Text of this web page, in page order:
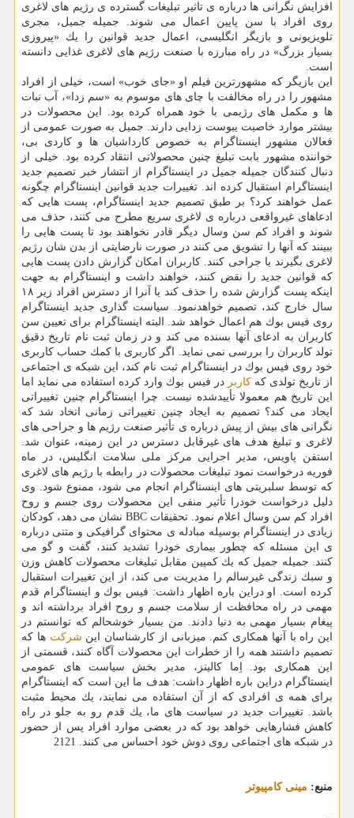
افزایش نگرانی ها درباره ی تاثیر تبلیغات گسترده ی رژیم های لاغری
روی افراد با سن پایین اعمال می شوند. جمیله جمیل، مجری
تلویزیونی و بازیگر انگلیسی، اعمال جدید قوانین را یك «پیروزی
بسیار بزرگ» در راه مبارزه با صنعت رژیم های لاغری غذایی دانسته
است.
این بازیگر كه مشهورترین فیلم او «جای خوب» است، خیلی از افراد
مشهور را در راه مخالفت با چای های موسوم به «سم زدا»، آب نبات
ها و مكمل های رژیمی با خود همراه كرده بود. این محصولات در
بیشتر موارد خاصیت یبوست زدایی دارند. جمیل به صورت عمومی از
فعالان مشهور اینستاگرام به خصوص كارداشیان ها و كاردی بی،
خواننده مشهور بابت تبلیغ چنین محصولاتی انتقاد كرده بود. خیلی از
دنبال كنندگان جمیله جمیل در اینستاگرام از انتشار خبر تصمیم جدید
اینستاگرام استقبال كرده اند. تغییرات جدید قوانین اینستاگرام چگونه
عمل خواهند كرد؟ بر طبق تصمیم جدید اینستاگرام، پست هایی كه
ادعاهای غیرواقعی درباره ی لاغری سریع مطرح می كنند، حذف می
شوند و افراد كم سن وسال دیگر قادر نخواهند بود تا پست هایی را
ببینند كه آنها را تشویق می كنند در صورت نارضایتی از بدن شان رژیم
لاغری بگیرند یا جراحی كنند. كاربران امكان گزارش دادن پست هایی
كه قوانین جدید را نقض كنند، خواهند داشت و اینستاگرام به جهت
اینكه پست گزارش شده را حذف كند یا آنرا از دسترس افراد زیر ۱۸
سال خارج كند، تصمیم خواهدنمود. سیاست گذاری جدید اینستاگرام
روی فیس بوك هم اعمال خواهد شد. البته اینستاگرام برای تعیین سن
كاربران به ادعای آنها بسنده می كند و در زمان ثبت نام تاریخ دقیق
تولد كاربران را بررسی نمی نماید. اگر كاربری با كمك حساب كاربری
خود روی فیس بوك در اینستاگرام ثبت نام كند، این شبكه ی اجتماعی
از تاریخ تولدی كهكاربر در فیس بوك وارد كرده استفاده می نماید اما
این تاریخ هم معمولا تأییدشده نیست. چرا اینستاگرام چنین تغییراتی
ایجاد می كند؟ تصمیم به ایجاد چنین تغییراتی زمانی اتخاد شد كه
نگرانی های بیش از پیش درباره ی تأثیر صنعت رژیم ها و جراحی های
لاغری و تبلیغ هدف های غیرقابل دسترس در این زمینه، عنوان شد.
استفن پاویس، مدیر اجرایی مركز ملی سلامت انگلیس، در ماه
فوریه درخواست نمود تبلیغات محصولات در رابطه با رژیم های لاغری
كه توسط سلبریتی های اینستاگرام انجام می شود، ممنوع شود. وی
دلیل درخواست خودرا تأثیر منفی این محصولات روی جسم و روح
افراد كم سن وسال اعلام نمود. تحقیقات BBC نشان می دهد، كودكان
زیادی در اینستاگرام بوسیله مبادله ی محتوای گرافیكی و متنی درباره
ی این مسئله كه چطور بیماری خودرا تشدید كنند، گفت و گو می
كنند. جمیله جمیل كه یك كمپین مقابل تبلیغات محصولات كاهش وزن
و سبك زندگی غیرسالم را مدیریت می كند، از این تغییرات استقبال
كرده است. او دراین باره اظهار داشت: فیس بوك و اینستاگرام قدم
مهمی در راه محافظت از سلامت جسم و روح افراد برداشته اند و
پیغام بسیار مهمی به دنیا دادند. من بسیار خوشحالم كه توانستم در
این راه با آنها همكاری كنم. میزبانی از كارشناسان این شركت ها كه
تصمیم داشتند همه را از خطرات این محصولات آگاه كنند، قسمتی از
این همكاری بود. اِما كالینز، مدیر بخش سیاست های عمومی
اینستاگرام دراین باره اظهار داشت: هدف ما این است كه اینستاگرام
برای همه ی افرادی كه از آن استفاده می نمایند، یك محیط مثبت
باشد. تغییرات جدید در سیاست های ما، یك قدم رو به جلو در راه
كاهش فشارهایی خواهد بود كه در بعضی موارد افراد پس از حضور
در شبكه های اجتماعی روی دوش خود احساس می كنند. 2121
منبع: مینی كامپیوتر